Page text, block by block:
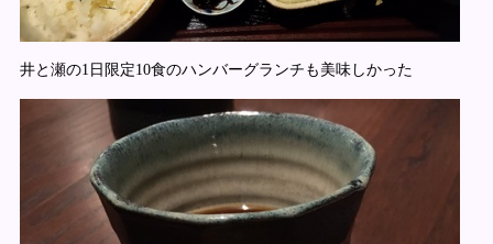
井と瀬の1日限定10食のハンバーグランチも美味しかった